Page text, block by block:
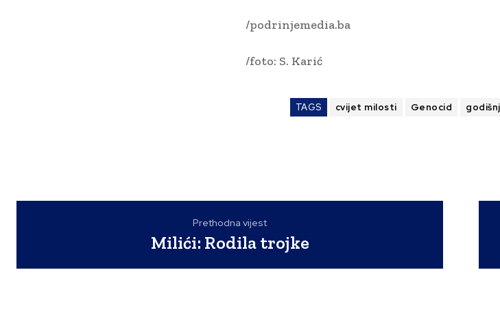
/podrinjemedia.ba
/foto: S. Karić
TAGS cvijet milosti Genocid
Prethodna vijest
Milići: Rodila trojke